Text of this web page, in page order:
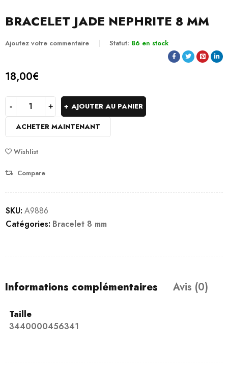
BRACELET JADE NEPHRITE 8 MM
Ajoutez votre commentaire Statut: 86 en stock
18,00€
AJOUTER AU PANIER
ACHETER MAINTENANT
Wishlist
Compare
SKU: A9886
Catégories: Bracelet 8 mm
Informations complémentaires Avis (0)
Taille
3440000456341